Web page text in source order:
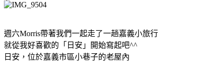
週六Morris帶著我們一起走了一趟嘉義小旅行
就從我好喜歡的「日安」開始寫起吧^^
日安，位於嘉義市區小巷子的老屋內